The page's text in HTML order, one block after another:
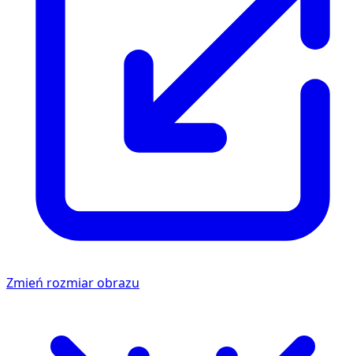
Zmień rozmiar obrazu